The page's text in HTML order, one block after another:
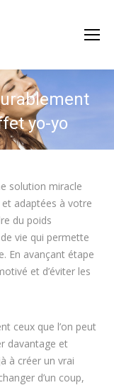
yo-yo
solution miracle
adaptées à votre
du poids
vie qui permette
En avançant étape
et d’éviter les
ceux que l’on peut
davantage et
à créer un vrai
d’un coup,